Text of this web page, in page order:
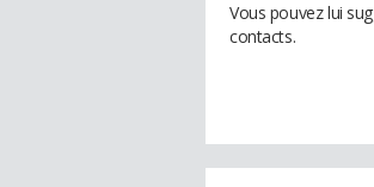
Vous pouvez lui
contacts.